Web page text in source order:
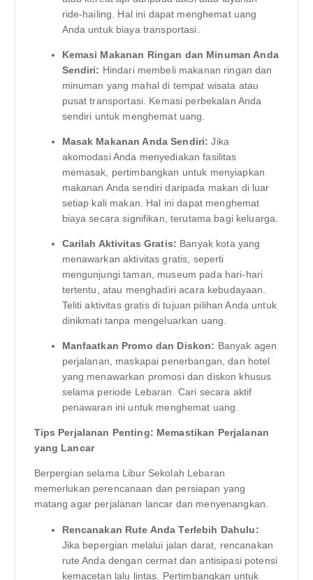
ride-hailing. Hal ini dapat menghemat uang
Anda untuk biaya transportasi.
Kemasi Makanan Ringan dan Minuman Anda
Sendiri: Hindari membeli makanan ringan dan
minuman yang mahal di tempat wisata atau
pusat transportasi. Kemasi perbekalan Anda
sendiri untuk menghemat uang.
Masak Makanan Anda Sendiri: Jika
akomodasi Anda menyediakan fasilitas
memasak, pertimbangkan untuk menyiapkan
makanan Anda sendiri daripada makan di luar
setiap kali makan. Hal ini dapat menghemat
biaya secara signifikan, terutama bagi keluarga.
Carilah Aktivitas Gratis: Banyak kota yang
menawarkan aktivitas gratis, seperti
mengunjungi taman, museum pada hari-hari
tertentu, atau menghadiri acara kebudayaan.
Teliti aktivitas gratis di tujuan pilihan Anda untuk
dinikmati tanpa mengeluarkan uang.
Manfaatkan Promo dan Diskon: Banyak agen
perjalanan, maskapai penerbangan, dan hotel
yang menawarkan promosi dan diskon khusus
selama periode Lebaran. Cari secara aktif
penawaran ini untuk menghemat uang.
Tips Perjalanan Penting: Memastikan Perjalanan
yang Lancar
Berpergian selama Libur Sekolah Lebaran
memerlukan perencanaan dan persiapan yang
matang agar perjalanan lancar dan menyenangkan.
Rencanakan Rute Anda Terlebih Dahulu:
Jika bepergian melalui jalan darat, rencanakan
rute Anda dengan cermat dan antisipasi potensi
kemacetan lalu lintas. Pertimbangkan untuk